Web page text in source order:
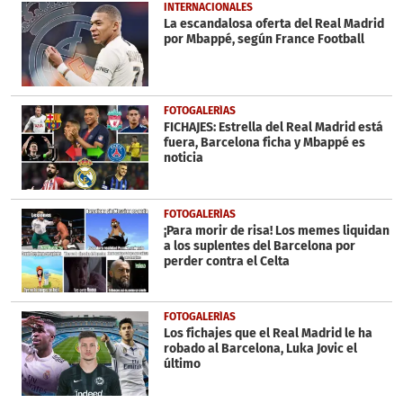
1
minute,
1
second
INTERNACIONALES
La escandalosa oferta del Real Madrid
por Mbappé, según France Football
FOTOGALERÍAS
FICHAJES: Estrella del Real Madrid está
fuera, Barcelona ficha y Mbappé es
noticia
FOTOGALERÍAS
¡Para morir de risa! Los memes liquidan
a los suplentes del Barcelona por
perder contra el Celta
FOTOGALERÍAS
Los fichajes que el Real Madrid le ha
robado al Barcelona, Luka Jovic el
último